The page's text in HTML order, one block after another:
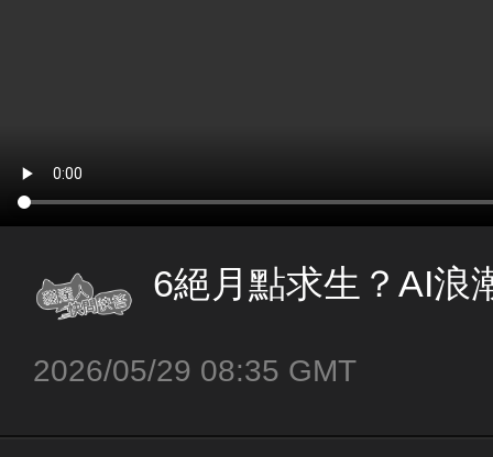
6絕月點求生？AI浪
2026/05/29 08:35 GMT